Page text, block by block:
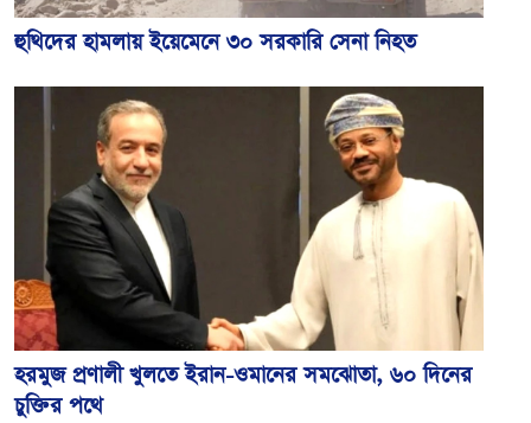
হুথিদের হামলায় ইয়েমেনে ৩০ সরকারি সেনা নিহত
হরমুজ প্রণালী খুলতে ইরান-ওমানের সমঝোতা, ৬০ দিনের
চুক্তির পথে